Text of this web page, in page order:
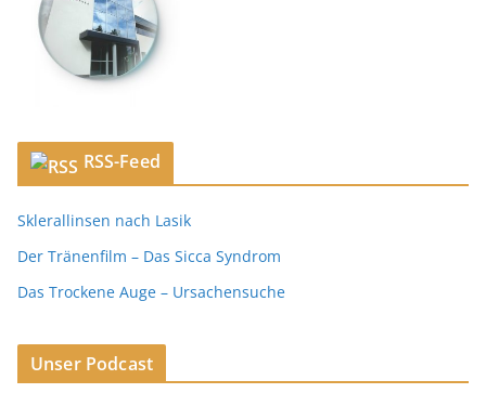
RSS-Feed
Sklerallinsen nach Lasik
Der Tränenfilm – Das Sicca Syndrom
Das Trockene Auge – Ursachensuche
Unser Podcast